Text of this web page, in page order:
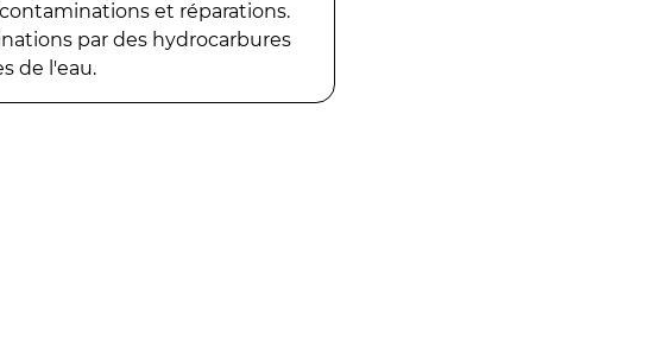
et réparations.
par des hydrocarbures
de l'eau.